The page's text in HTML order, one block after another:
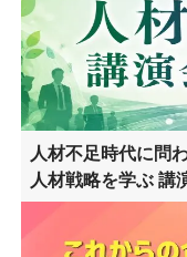
人材不足時代に問
人材戦略を学ぶ